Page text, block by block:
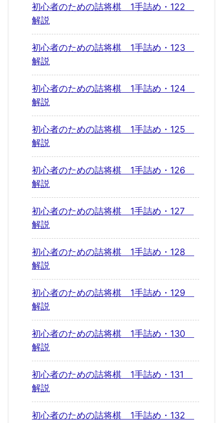
初心者のための詰将棋 1手詰め・122
解説
初心者のための詰将棋 1手詰め・123
解説
初心者のための詰将棋 1手詰め・124
解説
初心者のための詰将棋 1手詰め・125
解説
初心者のための詰将棋 1手詰め・126
解説
初心者のための詰将棋 1手詰め・127
解説
初心者のための詰将棋 1手詰め・128
解説
初心者のための詰将棋 1手詰め・129
解説
初心者のための詰将棋 1手詰め・130
解説
初心者のための詰将棋 1手詰め・131
解説
初心者のための詰将棋 1手詰め・132